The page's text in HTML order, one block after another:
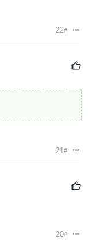
22#
21#
20#